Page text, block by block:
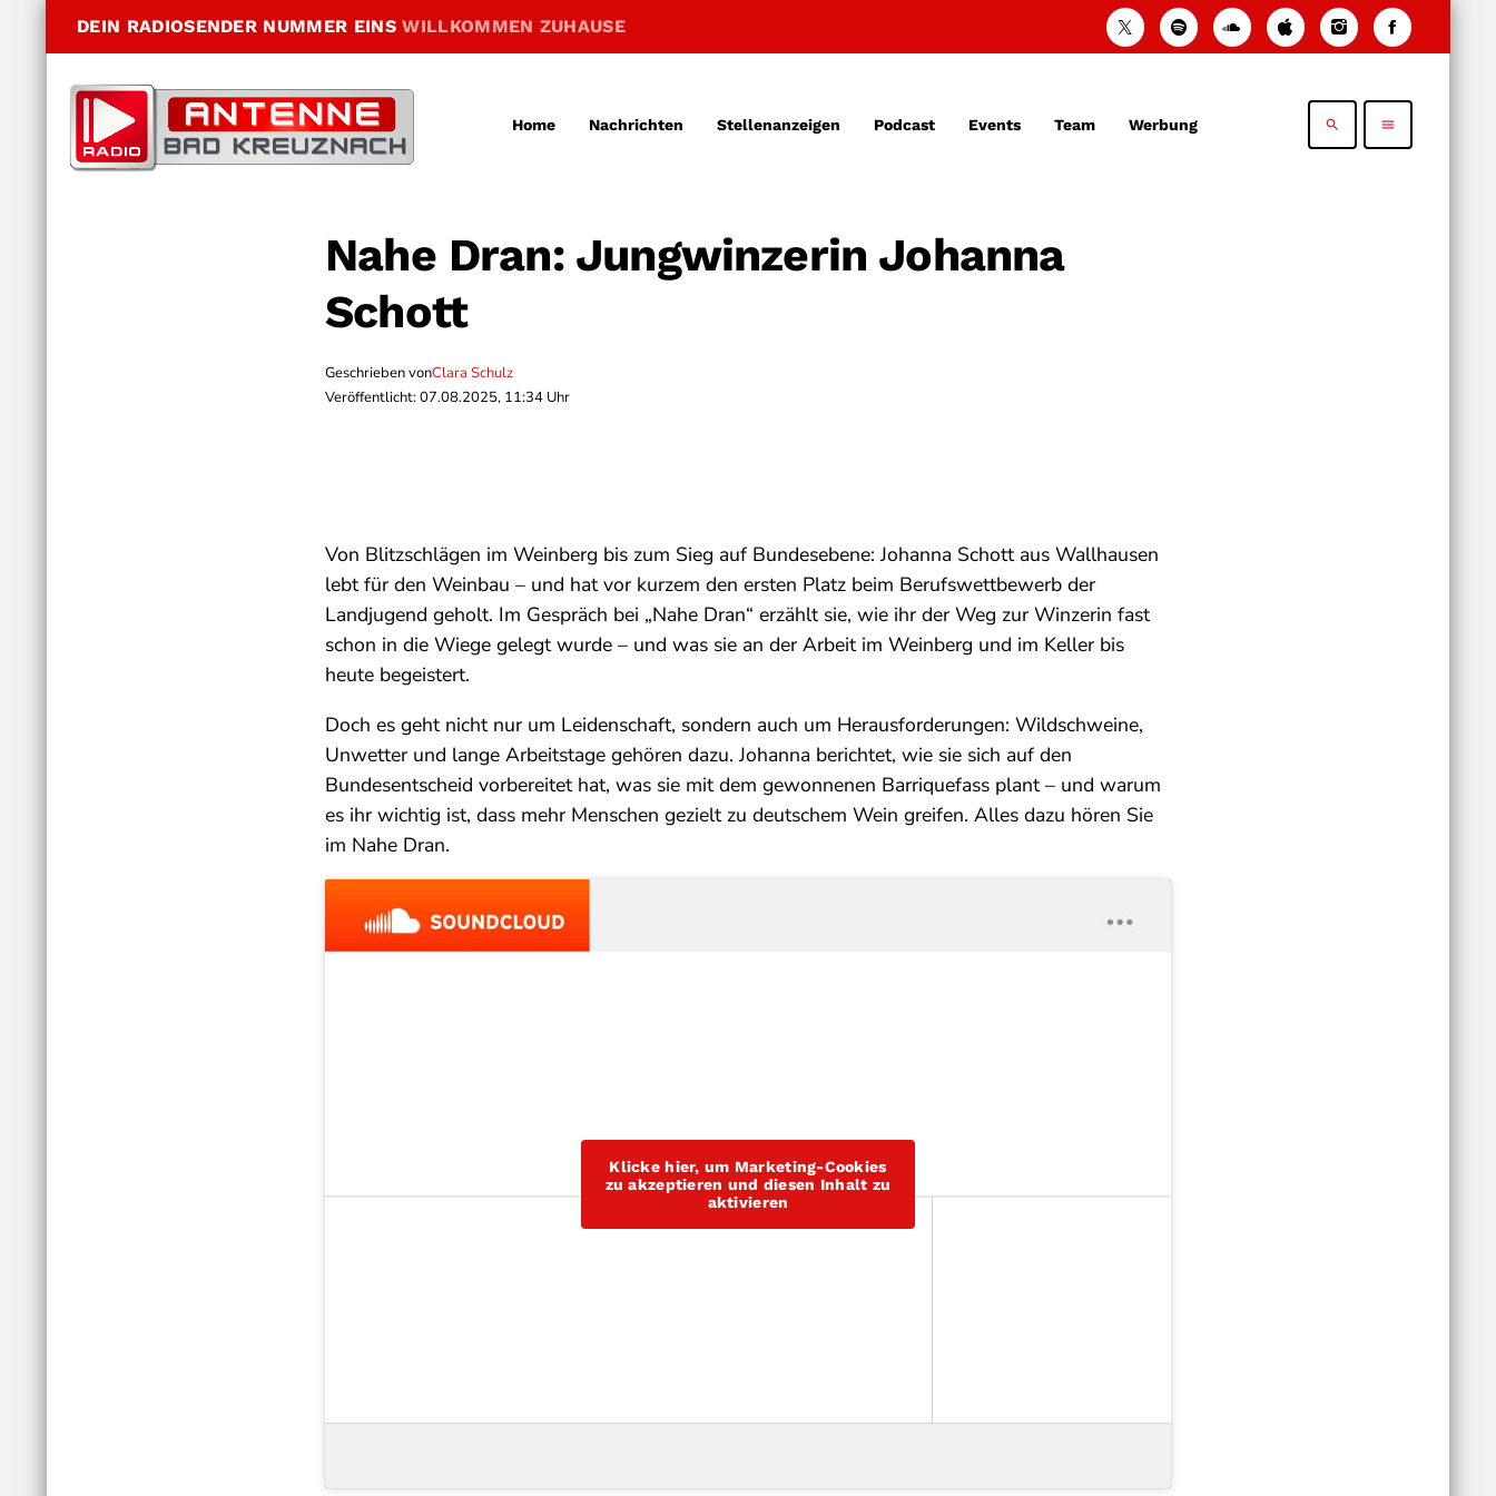
DEIN RADIOSENDER NUMMER EINSWILLKOMMEN ZUHAUSE
Home Nachrichten Stellenanzeigen Podcast Events Team Werbung search menu
Nahe Dran: Jungwinzerin Johanna
Schott
Geschrieben vonClara Schulz
Veröffentlicht: 07.08.2025, 11:34 Uhr
Von Blitzschlägen im Weinberg bis zum Sieg auf Bundesebene: Johanna Schott aus Wallhausen
lebt für den Weinbau – und hat vor kurzem den ersten Platz beim Berufswettbewerb der
Landjugend geholt. Im Gespräch bei „Nahe Dran“ erzählt sie, wie ihr der Weg zur Winzerin fast
schon in die Wiege gelegt wurde – und was sie an der Arbeit im Weinberg und im Keller bis
heute begeistert.
Doch es geht nicht nur um Leidenschaft, sondern auch um Herausforderungen: Wildschweine,
Unwetter und lange Arbeitstage gehören dazu. Johanna berichtet, wie sie sich auf den
Bundesentscheid vorbereitet hat, was sie mit dem gewonnenen Barriquefass plant – und warum
es ihr wichtig ist, dass mehr Menschen gezielt zu deutschem Wein greifen. Alles dazu hören Sie
im Nahe Dran.
Klicke hier, um Marketing-Cookies
zu akzeptieren und diesen Inhalt zu
aktivieren